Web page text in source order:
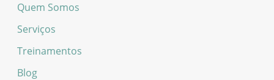
Quem Somos
Serviços
Treinamentos
Blog